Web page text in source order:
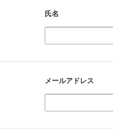
氏名
メールアドレス